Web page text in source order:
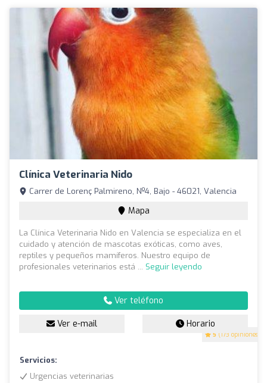
Clínica Veterinaria Nido
5 (173 opiniones)
Carrer de Lorenç Palmireno, Nº4, Bajo - 46021, Valencia
Mapa
La Clínica Veterinaria Nido en Valencia se especializa en el
cuidado y atención de mascotas exóticas, como aves,
reptiles y pequeños mamíferos. Nuestro equipo de
profesionales veterinarios está ... Seguir leyendo
Ver teléfono
Ver e-mail Horario
Servicios:
Urgencias veterinarias